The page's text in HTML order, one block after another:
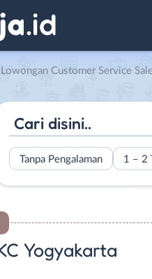
Customer Service Sales Officer (CSSO) / Teller di Bank Sinarmas KC
Tanpa Pengalaman 1 – 2
Yogyakarta